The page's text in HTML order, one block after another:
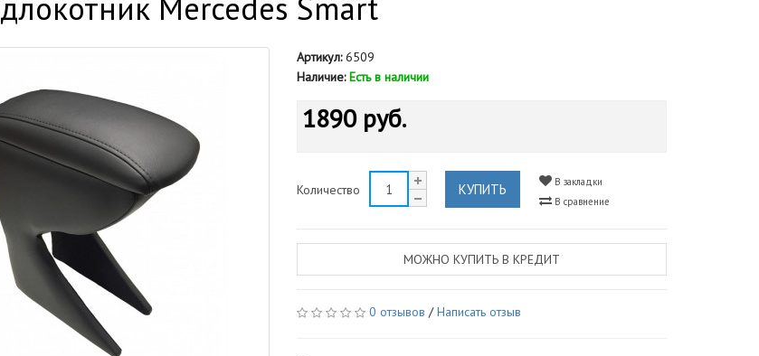
Артикул:6509
Наличие: Есть в наличии
1890 руб.
Количество КУПИТЬ
В закладки
В сравнение
МОЖНО КУПИТЬ В КРЕДИТ
0 отзывов /Написать отзыв